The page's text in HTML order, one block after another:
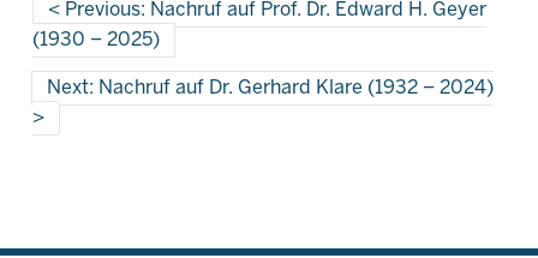
Previous: Nachruf auf Prof. Dr. Edward H. Geyer
(1930 – 2025)
Next: Nachruf auf Dr. Gerhard Klare (1932 – 2024)